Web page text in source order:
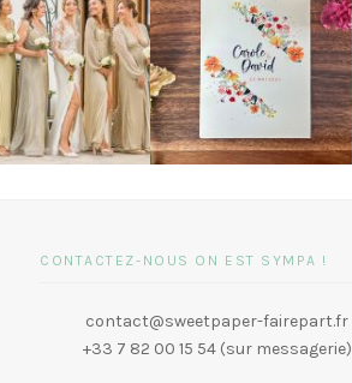
CONTACTEZ-NOUS ON EST SYMPA !
contact@sweetpaper-fairepart.fr
+33 7 82 00 15 54 (sur messagerie)